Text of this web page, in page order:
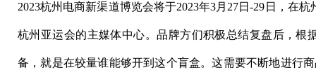
2023杭州电商新渠道博览会将于2023年3月27日-29日，在
杭州亚运会的主媒体中心。品牌方们积极总结复盘后，
备，就是在较量谁能够开到这个盲盒。这需要不断地进行